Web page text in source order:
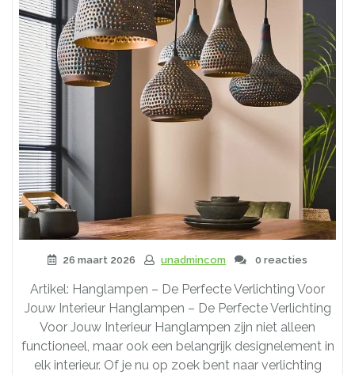
26 maart 2026 unadmincom 0 reacties
Artikel: Hanglampen – De Perfecte Verlichting Voor
Jouw Interieur Hanglampen – De Perfecte Verlichting
Voor Jouw Interieur Hanglampen zijn niet alleen
functioneel, maar ook een belangrijk designelement in
elk interieur. Of je nu op zoek bent naar verlichting